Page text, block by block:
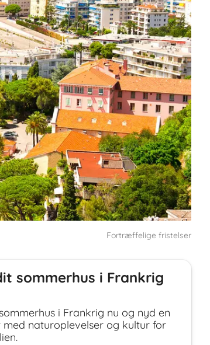
Fortræffelige fristelser
sommerhus i Frankrig
i Frankrig nu og nyd en
naturoplevelser og kultur for